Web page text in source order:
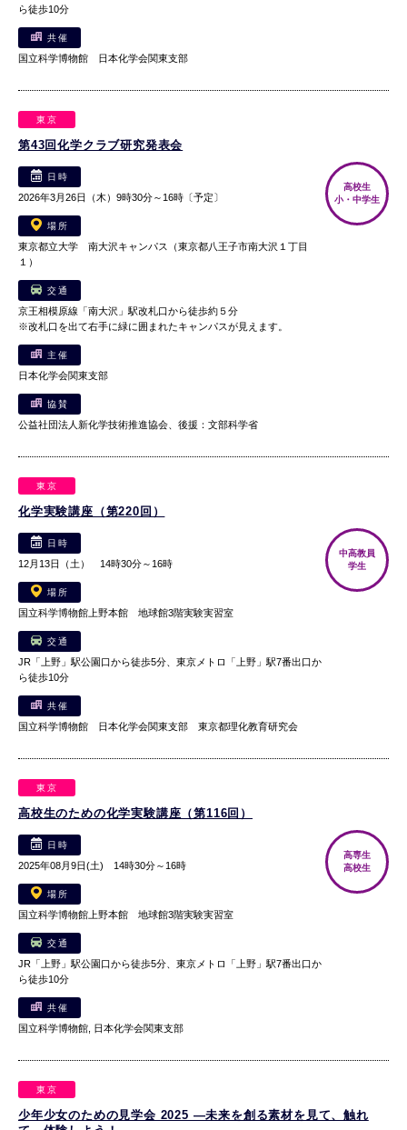
ら徒歩10分
共催
国立科学博物館 日本化学会関東支部
東京
第43回化学クラブ研究発表会
日時
2026年3月26日（木）9時30分～16時〔予定〕
場所
東京都立大学 南大沢キャンパス（東京都八王子市南大沢１丁目
１）
交通
京王相模原線「南大沢」駅改札口から徒歩約５分
※改札口を出て右手に緑に囲まれたキャンパスが見えます。
主催
日本化学会関東支部
協賛
公益社団法人新化学技術推進協会、後援：文部科学省
高校生
小・中学生
東京
化学実験講座（第220回）
日時
12月13日（土） 14時30分～16時
場所
国立科学博物館上野本館 地球館3階実験実習室
交通
JR「上野」駅公園口から徒歩5分、東京メトロ「上野」駅7番出口か
ら徒歩10分
共催
国立科学博物館 日本化学会関東支部 東京都理化教育研究会
中高教員
学生
東京
高校生のための化学実験講座（第116回）
日時
2025年08月9日(土) 14時30分～16時
場所
国立科学博物館上野本館 地球館3階実験実習室
交通
JR「上野」駅公園口から徒歩5分、東京メトロ「上野」駅7番出口か
ら徒歩10分
共催
国立科学博物館, 日本化学会関東支部
高専生
高校生
東京
少年少女のための見学会 2025 ―未来を創る素材を見て、触れ